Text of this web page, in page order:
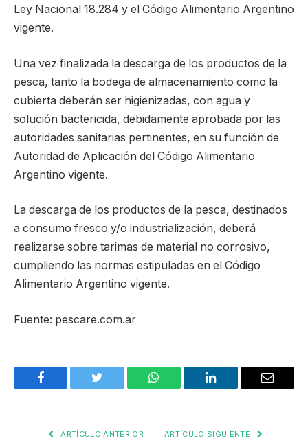
Ley Nacional 18.284 y el Código Alimentario Argentino
vigente.
Una vez finalizada la descarga de los productos de la
pesca, tanto la bodega de almacenamiento como la
cubierta deberán ser higienizadas, con agua y
solución bactericida, debidamente aprobada por las
autoridades sanitarias pertinentes, en su función de
Autoridad de Aplicación del Código Alimentario
Argentino vigente.
La descarga de los productos de la pesca, destinados
a consumo fresco y/o industrialización, deberá
realizarse sobre tarimas de material no corrosivo,
cumpliendo las normas estipuladas en el Código
Alimentario Argentino vigente.
Fuente: pescare.com.ar
Facebook Twitter WhatsApp LinkedIn Email
ARTÍCULO ANTERIOR ARTÍCULO SIGUIENTE